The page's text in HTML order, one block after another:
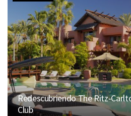
Redescubriendo The Ritz-
Club